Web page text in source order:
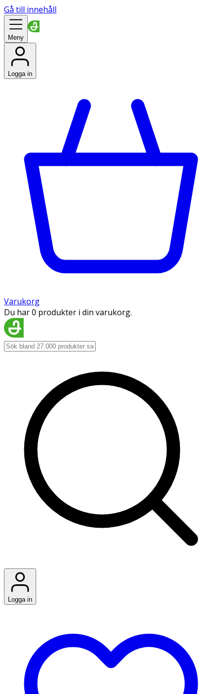
Gå till innehåll
Meny
Logga in
Varukorg
Du har 0 produkter i din varukorg.
Logga in